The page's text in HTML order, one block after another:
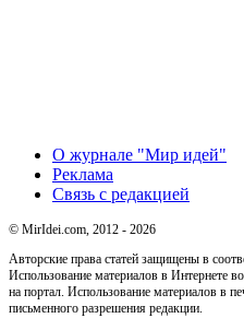
О журнале "Мир идей"
Реклама
Связь с редакцией
© MirIdei.com, 2012 - 2026
Авторские права статей защищены в
Использование материалов в Интернете
на портал. Использование материалов в
письменного разрешения редакции.